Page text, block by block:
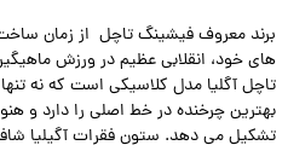
برند معروف فیشینگ تاچل از زمان
های خود، انقلابی عظیم در ورزش
تاچل آگلیا مدل کلاسیکی است که نه
بهترین چرخنده در خط اصلی را دارد و
تشکیل می دهد. ستون فقرات آگیلیا